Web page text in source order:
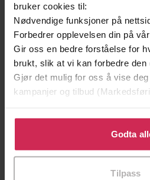
bruker cookies til:
Nødvendige funksjoner på
Forbedrer opplevelsen din på
Gir oss en bedre forståelse for
brukt, slik at vi kan forbedre den
Gjør det mulig for oss å vise deg
kampanjer og tilbud
Klikk på «Godta alle» for å gi
bruke cookies for alle disse
tilpasse ditt samtykke til
Godta
Tilpass
Jo Nesbø